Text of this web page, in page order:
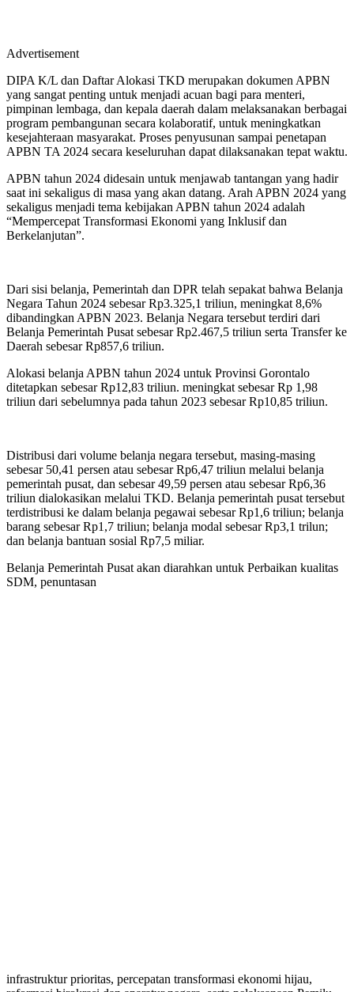
Advertisement
DIPA K/L dan Daftar Alokasi TKD merupakan dokumen APBN
yang sangat penting untuk menjadi acuan bagi para menteri,
pimpinan lembaga, dan kepala daerah dalam melaksanakan berbagai
program pembangunan secara kolaboratif, untuk meningkatkan
kesejahteraan masyarakat. Proses penyusunan sampai penetapan
APBN TA 2024 secara keseluruhan dapat dilaksanakan tepat waktu.
APBN tahun 2024 didesain untuk menjawab tantangan yang hadir
saat ini sekaligus di masa yang akan datang. Arah APBN 2024 yang
sekaligus menjadi tema kebijakan APBN tahun 2024 adalah
“Mempercepat Transformasi Ekonomi yang Inklusif dan
Berkelanjutan”.
Dari sisi belanja, Pemerintah dan DPR telah sepakat bahwa Belanja
Negara Tahun 2024 sebesar Rp3.325,1 triliun, meningkat 8,6%
dibandingkan APBN 2023. Belanja Negara tersebut terdiri dari
Belanja Pemerintah Pusat sebesar Rp2.467,5 triliun serta Transfer ke
Daerah sebesar Rp857,6 triliun.
Alokasi belanja APBN tahun 2024 untuk Provinsi Gorontalo
ditetapkan sebesar Rp12,83 triliun. meningkat sebesar Rp 1,98
triliun dari sebelumnya pada tahun 2023 sebesar Rp10,85 triliun.
Distribusi dari volume belanja negara tersebut, masing-masing
sebesar 50,41 persen atau sebesar Rp6,47 triliun melalui belanja
pemerintah pusat, dan sebesar 49,59 persen atau sebesar Rp6,36
triliun dialokasikan melalui TKD. Belanja pemerintah pusat tersebut
terdistribusi ke dalam belanja pegawai sebesar Rp1,6 triliun; belanja
barang sebesar Rp1,7 triliun; belanja modal sebesar Rp3,1 trilun;
dan belanja bantuan sosial Rp7,5 miliar.
Belanja Pemerintah Pusat akan diarahkan untuk Perbaikan kualitas
SDM, penuntasan
infrastruktur prioritas, percepatan transformasi ekonomi hijau,